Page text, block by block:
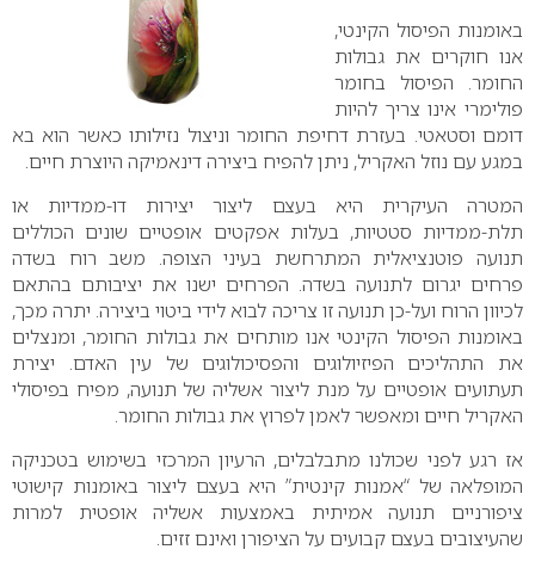
באומנות הפיסול הקינטי,
אנו חוקרים את גבולות
החומר. הפיסול בחומר
פולימרי אינו צריך להיות
דומם וסטאטי. בעזרת דחיפת החומר וניצול נזילותו כאשר הוא בא
במגע עם נוזל האקריל, ניתן להפיח ביצירה דינאמיקה היוצרת חיים.
המטרה העיקרית היא בעצם ליצור יצירות דו-ממדיות או
תלת-ממדיות סטטיות, בעלות אפקטים אופטיים שונים הכוללים
תנועה פוטנציאלית המתרחשת בעיני הצופה. משב רוח בשדה
פרחים יגרום לתנועה בשדה. הפרחים ישנו את יציבותם בהתאם
לכיוון הרוח ועל-כן תנועה זו צריכה לבוא לידי ביטוי ביצירה. יתרה מכך,
באומנות הפיסול הקינטי אנו מותחים את גבולות החומר, ומנצלים
את התהליכים הפיזיולוגים והפסיכולוגים של עין האדם. יצירת
תעתועים אופטיים על מנת ליצור אשליה של תנועה, מפיח בפיסולי
האקריל חיים ומאפשר לאמן לפרוץ את גבולות החומר.
אז רגע לפני שכולנו מתבלבלים, הרעיון המרכזי בשימוש בטכניקה
המופלאה של “אמנות קינטית” היא בעצם ליצור באומנות קישוטי
ציפורניים תנועה אמיתית באמצעות אשליה אופטית למרות
שהעיצובים בעצם קבועים על הציפורן ואינם זזים.